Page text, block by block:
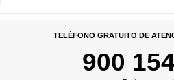
TELÉFONO GRATUITO DE
900